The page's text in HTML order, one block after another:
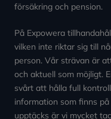
försäkring och pension.
På Expowera
vilken inte riktar sig till
person. Vår strävan är
och aktuell som möjligt.
svårt att hålla full
information som finns
upptäcks är vi mycket